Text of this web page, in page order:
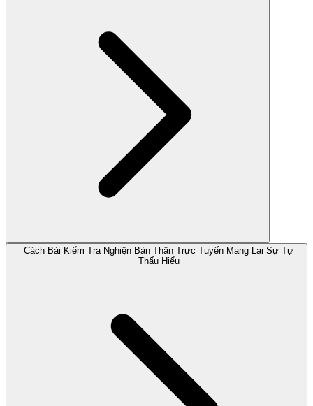
Cách Bài Kiểm Tra Nghiện Bản Thân Trực Tuyến Mang Lại Sự Tự
Thấu Hiểu